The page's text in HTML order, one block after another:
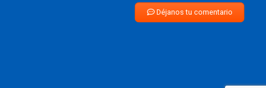
Déjanos tu comentario